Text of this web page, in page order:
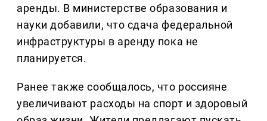
аренды. В министерстве образования и
науки добавили, что сдача федеральной
инфраструктуры в аренду пока не
планируется.
Ранее также сообщалось, что россияне
увеличивают расходы на спорт и здоровый